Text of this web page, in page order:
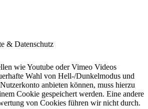
& Datenschutz
wie Youtube oder Vimeo Videos
Wahl von Hell-/Dunkelmodus und
anbieten können, muss hierzu
Cookie gespeichert werden. Eine andere
von Cookies führen wir nicht durch.